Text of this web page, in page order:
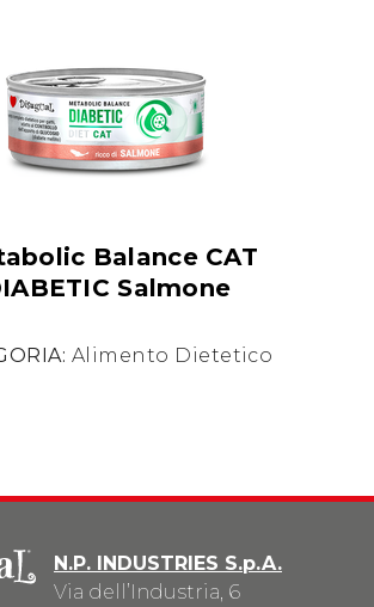
Balance CAT
Salmone
Alimento Dietetico
N.P. INDUSTRIES S.p.A.
Via dell’Industria, 6